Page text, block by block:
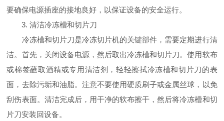
要确保电源插座的接地良好，以保证设备的安全运行。
3. 清洁冷冻槽和切片刀
冷冻槽和切片刀是冷冻切片机的关键部件，需要定期进行清
洁。首先，关闭设备电源，然后取出冷冻槽和切片刀。使用软布
或棉签蘸取酒精或专用清洁剂，轻轻擦拭冷冻槽和切片刀的表
面，去除污垢和油脂。注意不要使用硬质刷子或金属丝球，以免
刮伤表面。清洁完成后，用干净的软布擦干，然后将冷冻槽和切
片刀安装回设备。